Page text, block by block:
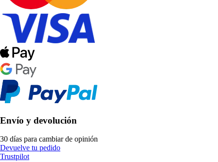
Envío y devolución
30 días para cambiar de opinión
Devuelve tu pedido
Trustpilot